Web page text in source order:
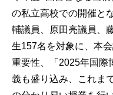
の私立高校での開催と
輔議員、原田亮議員、
生157名を対象に、本
重要性、「2025年国際
義も盛り込み、これま